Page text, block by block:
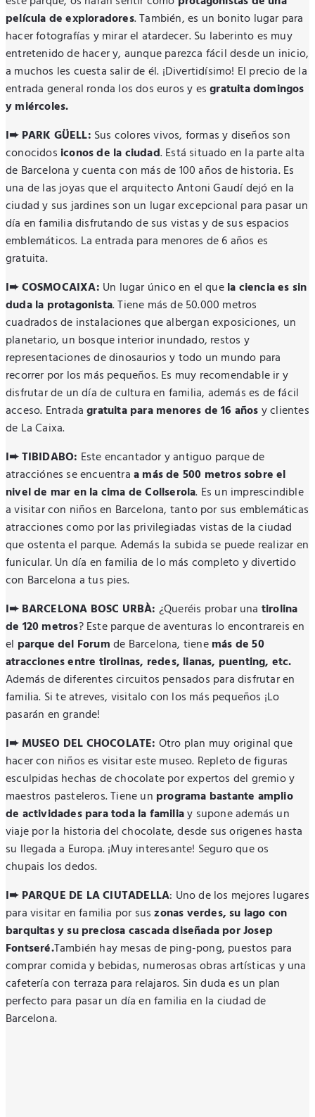
película de exploradores. También, es un bonito lugar para
hacer fotografías y mirar el atardecer. Su laberinto es muy
entretenido de hacer y, aunque parezca fácil desde un inicio,
a muchos les cuesta salir de él. ¡Divertidísimo! El precio de la
entrada general ronda los dos euros y esgratuita domingos
y miércoles.
I➨ PARK GÜELL: Sus colores vivos, formas y diseños son
conocidos iconos de la ciudad. Está situado en la parte alta
de Barcelona y cuenta con más de 100 años de historia. Es
una de las joyas que el arquitecto Antoni Gaudí dejó en la
ciudad y sus jardines son un lugar excepcional para pasar un
día en familia disfrutando de sus vistas y de sus espacios
emblemáticos. La entrada para menores de 6 años es
gratuita.
I➨ COSMOCAIXA: Un lugar único en el quela ciencia es sin
duda la protagonista. Tiene más de 50.000 metros
cuadrados de instalaciones que albergan exposiciones, un
planetario, un bosque interior inundado, restos y
representaciones de dinosaurios y todo un mundo para
recorrer por los más pequeños. Es muy recomendable ir y
disfrutar de un día de cultura en familia, además es de fácil
acceso. Entradagratuita para menores de 16 añosy clientes
de La Caixa.
I➨ TIBIDABO: Este encantador y antiguo parque de
atracciónes se encuentraa más de 500 metros sobre el
nivel de mar en la cima de Collserola. Es un imprescindible
a visitar con niños en Barcelona, tanto por sus emblemáticas
atracciones como por las privilegiadas vistas de la ciudad
que ostenta el parque. Además la subida se puede realizar en
funicular. Un día en familia de lo más completo y divertido
con Barcelona a tus pies.
I➨ BARCELONA BOSC URBÀ: ¿Queréis probar una tirolina
de 120 metros? Este parque de aventuras lo encontrareis en
el parque del Forumde Barcelona, tienemás de 50
atracciones entre tirolinas, redes, lianas, puenting, etc.
Además de diferentes circuitos pensados para disfrutar en
familia. Si te atreves, visitalo con los más pequeños ¡Lo
pasarán en grande!
I➨ MUSEO DEL CHOCOLATE: Otro plan muy original que
hacer con niños es visitar este museo. Repleto de figuras
esculpidas hechas de chocolate por expertos del gremio y
maestros pasteleros. Tiene un programa bastante amplio
de actividades para toda la familiay supone además un
viaje por la historia del chocolate, desde sus origenes hasta
su llegada a Europa. ¡Muy interesante! Seguro que os
chupais los dedos.
I➨ PARQUE DE LA CIUTADELLA: Uno de los mejores lugares
para visitar en familia por suszonas verdes, su lago con
barquitas y supreciosa cascada diseñada porJosep
Fontseré.También hay mesas de ping-pong, puestos para
comprar comida y bebidas, numerosas obras artísticas y una
cafetería con terraza para relajaros. Sin duda es un plan
perfecto para pasar un día en familia en la ciudad de
Barcelona.